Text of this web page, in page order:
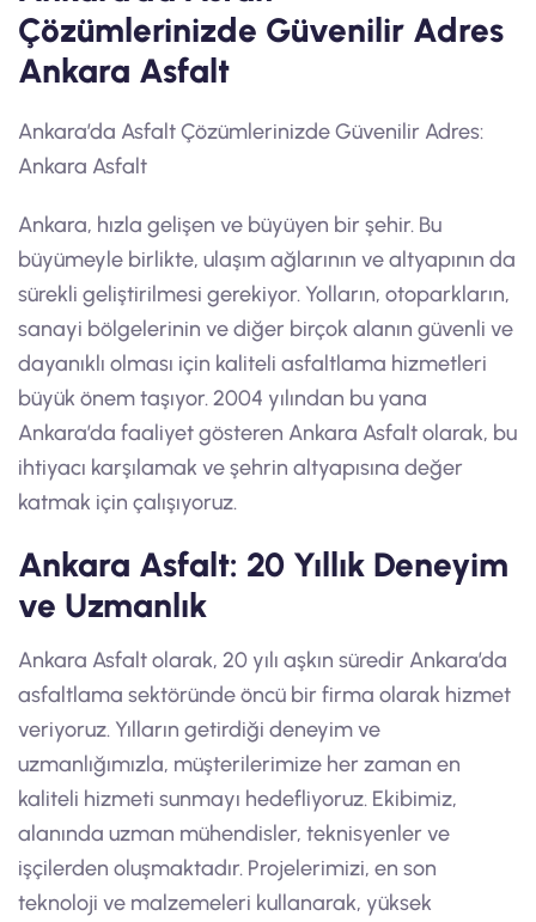
Çözümlerinizde Güvenilir Adres
Ankara Asfalt
Ankara’da Asfalt Çözümlerinizde Güvenilir Adres:
Ankara Asfalt
Ankara, hızla gelişen ve büyüyen bir şehir. Bu
büyümeyle birlikte, ulaşım ağlarının ve altyapının da
sürekli geliştirilmesi gerekiyor. Yolların, otoparkların,
sanayi bölgelerinin ve diğer birçok alanın güvenli ve
dayanıklı olması için kaliteli asfaltlama hizmetleri
büyük önem taşıyor. 2004 yılından bu yana
Ankara’da faaliyet gösteren Ankara Asfalt olarak, bu
ihtiyacı karşılamak ve şehrin altyapısına değer
katmak için çalışıyoruz.
Ankara Asfalt: 20 Yıllık Deneyim
ve Uzmanlık
Ankara Asfalt olarak, 20 yılı aşkın süredir Ankara’da
asfaltlama sektöründe öncü bir firma olarak hizmet
veriyoruz. Yılların getirdiği deneyim ve
uzmanlığımızla, müşterilerimize her zaman en
kaliteli hizmeti sunmayı hedefliyoruz. Ekibimiz,
alanında uzman mühendisler, teknisyenler ve
işçilerden oluşmaktadır. Projelerimizi, en son
teknoloji ve malzemeleri kullanarak, yüksek